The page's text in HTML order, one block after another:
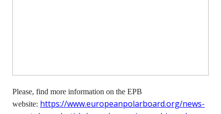
Please, find more information on the EPB
website: https://www.europeanpolarboard.org/news-